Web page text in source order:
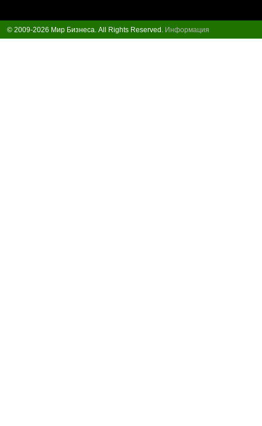
© 2009-2026 Мир Бизнеса. All Rights Reserved. Информация